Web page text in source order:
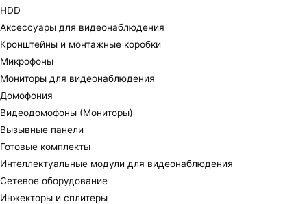
HDD
Аксессуары для видеонаблюдения
Кронштейны и монтажные коробки
Микрофоны
Мониторы для видеонаблюдения
Домофония
Видеодомофоны (Мониторы)
Вызывные панели
Готовые комплекты
Интеллектуальные модули для видеонаблюдения
Сетевое оборудование
Инжекторы и сплитеры